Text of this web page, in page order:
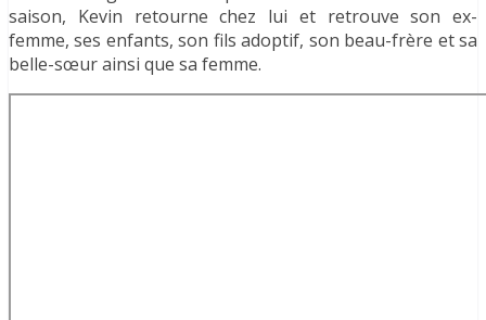
saison, Kevin retourne chez lui et retrouve son ex-
femme, ses enfants, son fils adoptif, son beau-frère et sa
belle-sœur ainsi que sa femme.